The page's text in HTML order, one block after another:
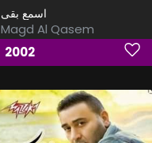
اسمع بقى
Magd Al Qasem
2002